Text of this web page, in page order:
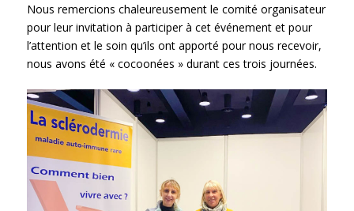
Nous remercions chaleureusement le comité organisateur
pour leur invitation à participer à cet événement et pour
l’attention et le soin qu’ils ont apporté pour nous recevoir,
nous avons été « cocoonées » durant ces trois journées.